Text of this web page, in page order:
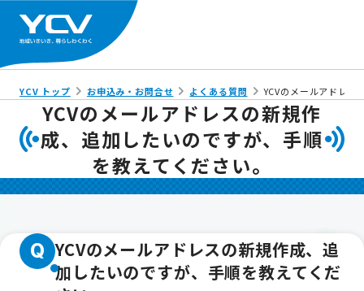
YCV トップ お申込み・お問合せ よくある質問 YCVのメールアドレス
YCVのメールアドレスの新規作
成、追加したいのですが、手順
を教えてください。
Q YCVのメールアドレスの新規作成、追
加したいのですが、手順を教えてくだ